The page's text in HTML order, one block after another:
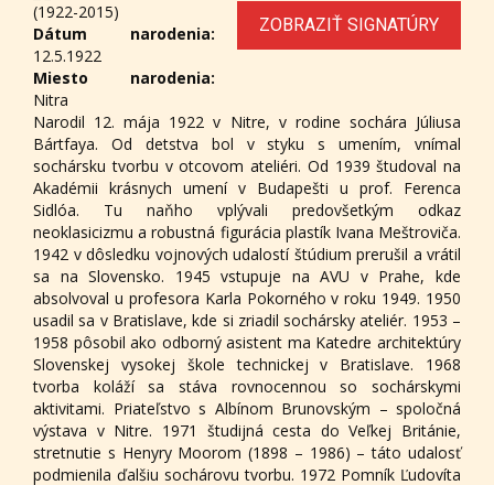
ZOBRAZIŤ SIGNATÚRY
(1922-2015)
Dátum narodenia:
12.5.1922
Miesto narodenia:
Nitra
Narodil 12. mája 1922 v Nitre, v rodine sochára Júliusa
Bártfaya. Od detstva bol v styku s umením, vnímal
sochársku tvorbu v otcovom ateliéri. Od 1939 študoval na
Akadémii krásnych umení v Budapešti u prof. Ferenca
Sidlóa. Tu naňho vplývali predovšetkým odkaz
neoklasicizmu a robustná figurácia plastík Ivana Meštroviča.
1942 v dôsledku vojnových udalostí štúdium prerušil a vrátil
sa na Slovensko. 1945 vstupuje na AVU v Prahe, kde
absolvoval u profesora Karla Pokorného v roku 1949. 1950
usadil sa v Bratislave, kde si zriadil sochársky ateliér. 1953 –
1958 pôsobil ako odborný asistent ma Katedre architektúry
Slovenskej vysokej škole technickej v Bratislave. 1968
tvorba koláží sa stáva rovnocennou so sochárskymi
aktivitami. Priateľstvo s Albínom Brunovským – spoločná
výstava v Nitre. 1971 študijná cesta do Veľkej Británie,
stretnutie s Henyry Moorom (1898 – 1986) – táto udalosť
podmienila ďalšiu sochárovu tvorbu. 1972 Pomník Ľudovíta